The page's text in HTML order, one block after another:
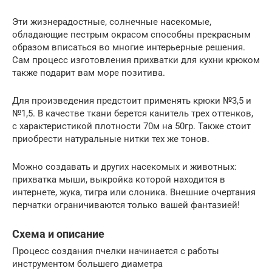
Эти жизнерадостные, солнечные насекомые,
обладающие пестрым окрасом способны прекрасным
образом вписаться во многие интерьерные решения.
Сам процесс изготовления прихватки для кухни крюком
также подарит вам море позитива.
Для произведения предстоит применять крюки №3,5 и
№1,5. В качестве ткани берется канитель трех оттенков,
с характеристикой плотности 70м на 50гр. Также стоит
приобрести натуральные нитки тех же тонов.
Можно создавать и других насекомых и животных:
прихватка мыши, выкройка которой находится в
интернете, жука, тигра или слоника. Внешние очертания
перчатки ограничиваются только вашей фантазией!
Схема и описание
Процесс создания пчелки начинается с работы
инструментом большего диаметра